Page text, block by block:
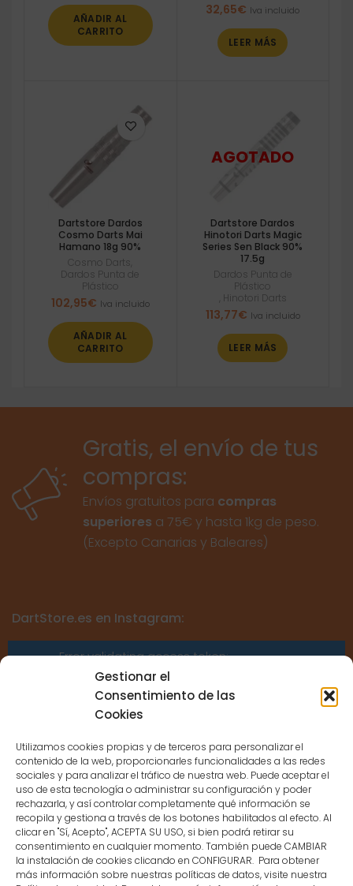
Gestionar el
Consentimiento de las
Cookies
Utilizamos cookies propias y de terceros para personalizar el
contenido de la web, proporcionarles funcionalidades a las redes
sociales y para analizar el tráfico de nuestra web. Puede aceptar el
uso de esta tecnología o administrar su configuración y poder
rechazarla, y así controlar completamente qué información se
recopila y gestiona a través de los botones habilitados al efecto. Al
clicar en "Sí, Acepto", ACEPTA SU USO, si bien podrá retirar su
consentimiento en cualquier momento. También puede CAMBIAR
la instalación de cookies clicando en CONFIGURAR. Para obtener
más información sobre nuestras políticas de datos, visite nuestra
AÑADIR AL
CARRITO
32,65€ Iva incluido
LEER MÁS
Dartstore Dardos
Cosmo Darts Mai
Hamano 18g 90%
Cosmo Darts
Dardos Punta de
Plástico
102,95€ Iva incluido
AÑADIR AL
CARRITO
Dartstore Dardos
Hinotori Darts Magic
Series Sen Black 90%
17.5g
Dardos Punta de
Plástico
Hinotori Darts
113,77€ Iva incluido
LEER MÁS
Gratis, el envío de tus
compras:
Envíos gratuitos para compras
superiores a 75€ y hasta 1kg de peso.
(Excepto Canarias y Baleares)
DartStore.es en Instagram:
Error validating access token:
Sessions for the user are not allowed
because the user is not a confirmed
CONTACTO
MENÚ PRINCIPAL